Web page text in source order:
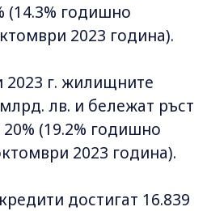
(14.3% годишно
2023 година).
2023 г. жилищните
лв. и бележат ръст
(19.2% годишно
2023 година).
достигат 16.839